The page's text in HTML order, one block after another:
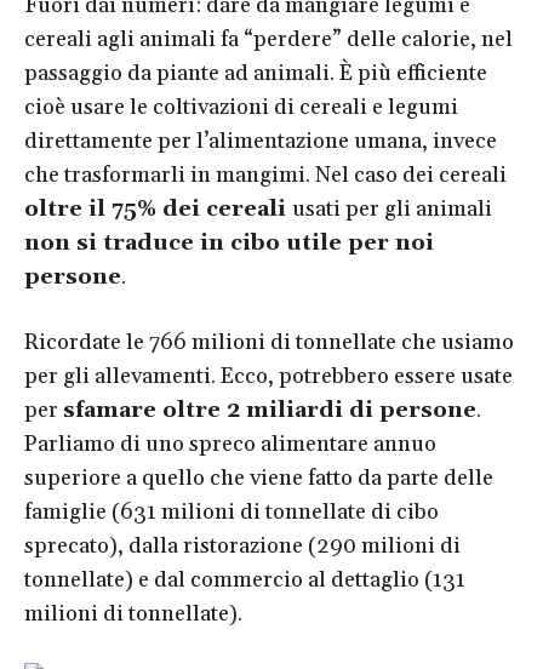
cereali agli animali fa “perdere” delle calorie, nel
passaggio da piante ad animali. È più efficiente
cioè usare le coltivazioni di cereali e legumi
direttamente per l’alimentazione umana, invece
che trasformarli in mangimi. Nel caso dei cereali
oltre il 75% dei cereali usati per gli animali
non si traduce in cibo utile per noi
persone.
Ricordate le 766 milioni di tonnellate che usiamo
per gli allevamenti. Ecco, potrebbero essere usate
per sfamare oltre 2 miliardi di persone.
Parliamo di uno spreco alimentare annuo
superiore a quello che viene fatto da parte delle
famiglie (631 milioni di tonnellate di cibo
sprecato), dalla ristorazione (290 milioni di
tonnellate) e dal commercio al dettaglio (131
milioni di tonnellate).